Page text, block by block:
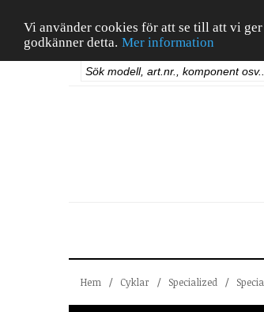
Vi använder cookies för att se till att vi
godkänner detta. Mer information
Hem / Cyklar / Specialized /